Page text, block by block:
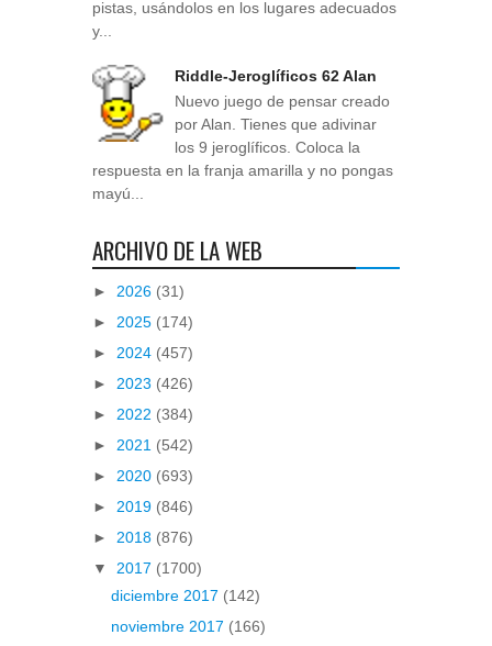
pistas, usándolos en los lugares adecuados
y...
Riddle-Jeroglíficos 62 Alan
Nuevo juego de pensar creado
por Alan. Tienes que adivinar
los 9 jeroglíficos. Coloca la
respuesta en la franja amarilla y no pongas
mayú...
ARCHIVO DE LA WEB
► 2026 (31)
► 2025 (174)
► 2024 (457)
► 2023 (426)
► 2022 (384)
► 2021 (542)
► 2020 (693)
► 2019 (846)
► 2018 (876)
▼ 2017 (1700)
diciembre 2017 (142)
noviembre 2017 (166)